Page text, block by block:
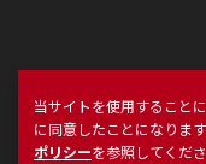
当サイトを使用すること
に同意したことになりま
ポリシーを参照してくださ
ソ